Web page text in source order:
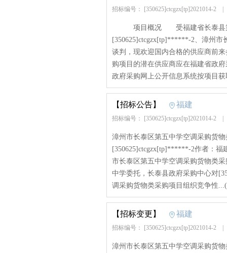
招标编号： [350625]ctcgzx[tp]2021014-2
项目概况 受福建省长泰县第
[350625]ctcgzx[tp]******-2、漳州市
谈判，现欢迎国内合格的供应商
购项目的潜在供应商应在福建省政
政府采购网上公开信息系统按项目
【招标公告】 福建
招标编号： [350625]ctcgzx[tp]2021014-2
漳州市长泰区第五中学空调采购货
[350625]ctcgzx[tp]******-2作者：福
市长泰区第五中学空调采购货物类
中学委托，长泰县政府采购中心对
调采购货物类采购项目组织竞争性...(
【招标变更】 福建
招标编号： [350625]ctcgzx[tp]2021014-2
漳州市长泰区第五中学空调采购货